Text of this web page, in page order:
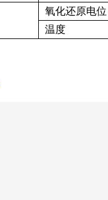
氧化还原电位
温度